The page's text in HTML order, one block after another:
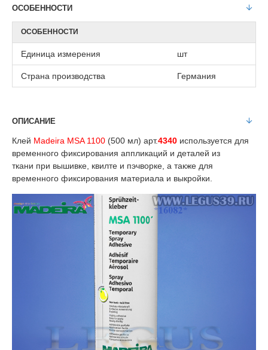
ОСОБЕННОСТИ
ОСОБЕННОСТИ
Единица измерения шт
Страна производства Германия
ОПИСАНИЕ
Клей Madeira MSA 1100 (500 мл) арт.4340 используется для
временного фиксирования аппликаций и деталей из
ткани при вышивке, квилте и пэчворке, а также для
временного фиксирования материала и выкройки.